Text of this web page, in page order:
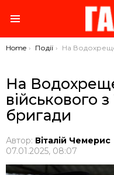
You are here:
Home Події На Водохреще похрестили військового з Тернопільської
На
військового
бригади
Автор: Віталій Чемерис
07.01.2025, 08:07